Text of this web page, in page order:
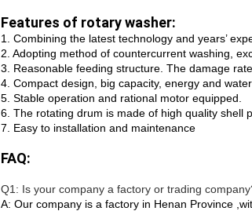
Features of rotary washer:
1. Combining the latest technology and years’
2. Adopting method of countercurrent washing,
3. Reasonable feeding structure. The damage
4. Compact design, big capacity, energy and
5. Stable operation and rational motor equipped.
6. The rotating drum is made of high quality shell
7. Easy to installation and maintenance
FAQ:
Q1: Is your company a factory or trading
A: Our company is a factory in Henan Province